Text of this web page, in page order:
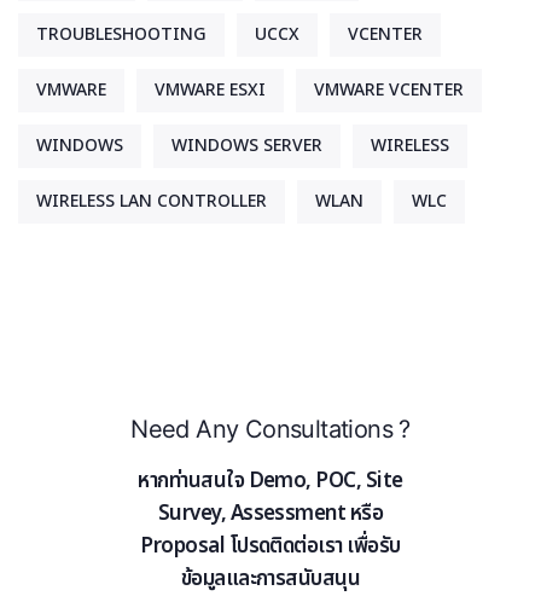
TROUBLESHOOTING UCCX VCENTER
VMWARE VMWARE ESXI VMWARE VCENTER
WINDOWS WINDOWS SERVER WIRELESS
WIRELESS LAN CONTROLLER WLAN WLC
Need Any Consultations ?
หากท่านสนใจ Demo, POC, Site
Survey, Assessment หรือ
Proposal โปรดติดต่อเรา เพื่อรับ
ข้อมูลและการสนับสนุน